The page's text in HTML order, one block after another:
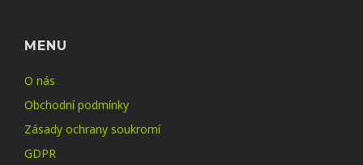
MENU
O nás
Obchodní podmínky
Zásady ochrany soukromí
GDPR